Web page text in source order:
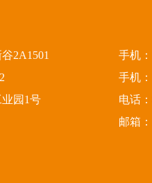
2A1501
园1号
手机：
手机：
电话
邮箱